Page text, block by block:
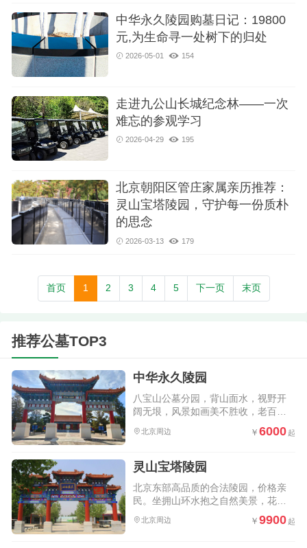
中华永久陵园购墓日记：19800
元,为生命寻一处树下的归处
2026-05-01 154
走进九公山长城纪念林——一次
难忘的参观学习
2026-04-29 195
北京朝阳区管庄家属亲历推荐：
灵山宝塔陵园，守护每一份质朴
的思念
2026-03-13 179
首页 1 2 3 4 5 下一页 末页
推荐公墓TOP3
中华永久陵园
八宝山公墓分园，背山面水，视野开
阔无垠，风景如画美不胜收，老百姓
买得起的优质公墓，公交直达园区大
门，祭扫方便
北京周边 6000
灵山宝塔陵园
北京东部高品质的合法陵园，价格亲
民。坐拥山环水抱之自然美景，花园
式环境三季花开不败，四季绿意盎
然，高速直达。
北京周边 9900